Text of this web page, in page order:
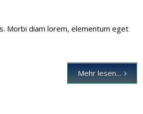
Morbi diam lorem, elementum eget
Mehr lesen…